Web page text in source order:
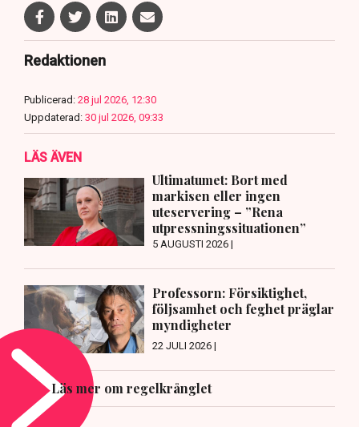
Redaktionen
Publicerad: 28 jul 2026, 12:30
Uppdaterad: 30 jul 2026, 09:33
LÄS ÄVEN
Ultimatumet: Bort med
markisen eller ingen
uteservering – ”Rena
utpressningssituationen”
5 AUGUSTI 2026 |
Professorn: Försiktighet,
följsamhet och feghet präglar
myndigheter
22 JULI 2026 |
Läs mer om regelkrånglet